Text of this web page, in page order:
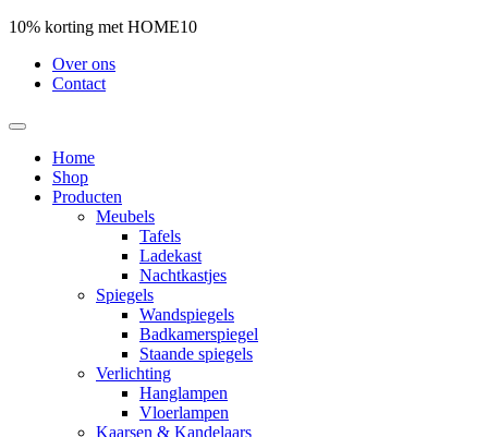
10% korting met HOME10
Over ons
Contact
Home
Shop
Producten
Meubels
Tafels
Ladekast
Nachtkastjes
Spiegels
Wandspiegels
Badkamerspiegel
Staande spiegels
Verlichting
Hanglampen
Vloerlampen
Kaarsen & Kandelaars